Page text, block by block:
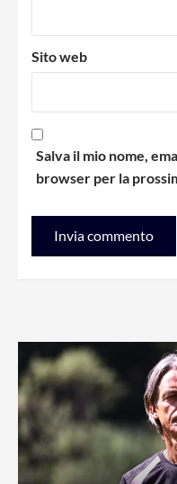
Sito web
Salva il mio nome,
browser per la